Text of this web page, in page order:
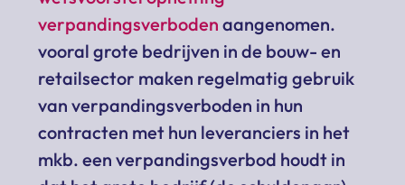
verpandingsverboden aangenomen.
vooral grote bedrijven in de bouw- en
retailsector maken regelmatig gebruik
van verpandingsverboden in hun
contracten met hun leveranciers in het
mkb. een verpandingsverbod houdt in